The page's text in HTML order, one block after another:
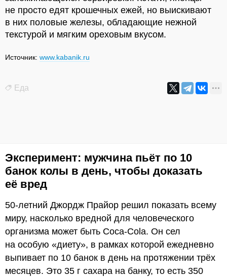
не просто едят крошечных ежей, но выискивают
в них половые железы, обладающие нежной
текстурой и мягким ореховым вкусом.
Источник: www.kabanik.ru
Еда
Эксперимент: мужчина пьёт по 10
банок колы в день, чтобы доказать
её вред
50-летний Джордж Прайор решил показать всему
миру, насколько вредной для человеческого
организма может быть Coca-Cola. Он сел
на особую «диету», в рамках которой ежедневно
выпивает по 10 банок в день на протяжении трёх
месяцев. Это 35 г сахара на банку, то есть 350